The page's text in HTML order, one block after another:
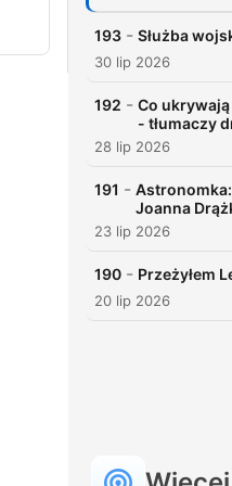
193 - Służba
30 lip 2026
192 - Co ukrywają
- tłumaczy
28 lip 2026
191 -
Joanna
23 lip 2026
190 - Przeżyłem
20 lip 2026